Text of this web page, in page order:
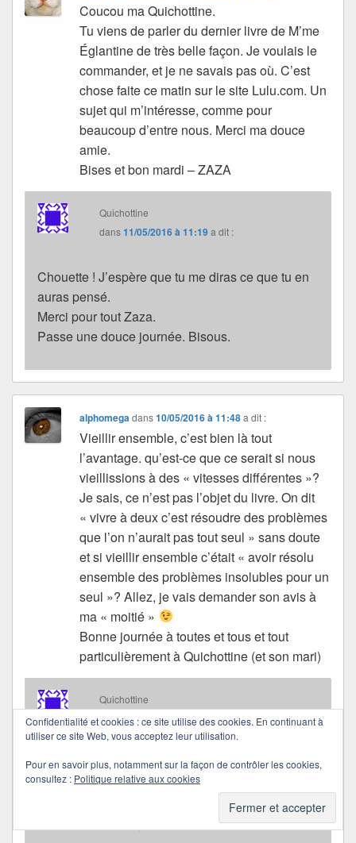
Coucou ma Quichottine.
Tu viens de parler du dernier livre de M’me
Églantine de très belle façon. Je voulais le
commander, et je ne savais pas où. C’est
chose faite ce matin sur le site Lulu.com. Un
sujet qui m’intéresse, comme pour
beaucoup d’entre nous. Merci ma douce
amie.
Bises et bon mardi – ZAZA
Quichottine
dans11/05/2016 à 11:19a dit :
Chouette ! J’espère que tu me diras ce que tu en
auras pensé.
Merci pour tout Zaza.
Passe une douce journée. Bisous.
alphomegadans10/05/2016 à 11:48 a dit :
Vieillir ensemble, c’est bien là tout
l’avantage. qu’est-ce que ce serait si nous
vieillissions à des « vitesses différentes »?
Je sais, ce n’est pas l’objet du livre. On dit
« vivre à deux c’est résoudre des problèmes
que l’on n’aurait pas tout seul » sans doute
et si vieillir ensemble c’était « avoir résolu
ensemble des problèmes insolubles pour un
seul »? Allez, je vais demander son avis à
ma « moitié »
Bonne journée à toutes et tous et tout
particulièrement à Quichottine (et son mari)
Quichottine
dans11/05/2016 à 11:26a dit :
Je souhaite de tout coeur qu’elle ait été d’accord
avec toi.
Passe une douce journée alphomega. Amitiés.
Confidentialité et cookies : ce site utilise des cookies. En continuant à
utiliser ce site Web, vous acceptez leur utilisation.
Pour en savoir plus, notamment sur la façon de contrôler les cookies,
consultez : Politique relative aux cookies